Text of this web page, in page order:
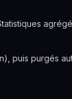
puis purgés